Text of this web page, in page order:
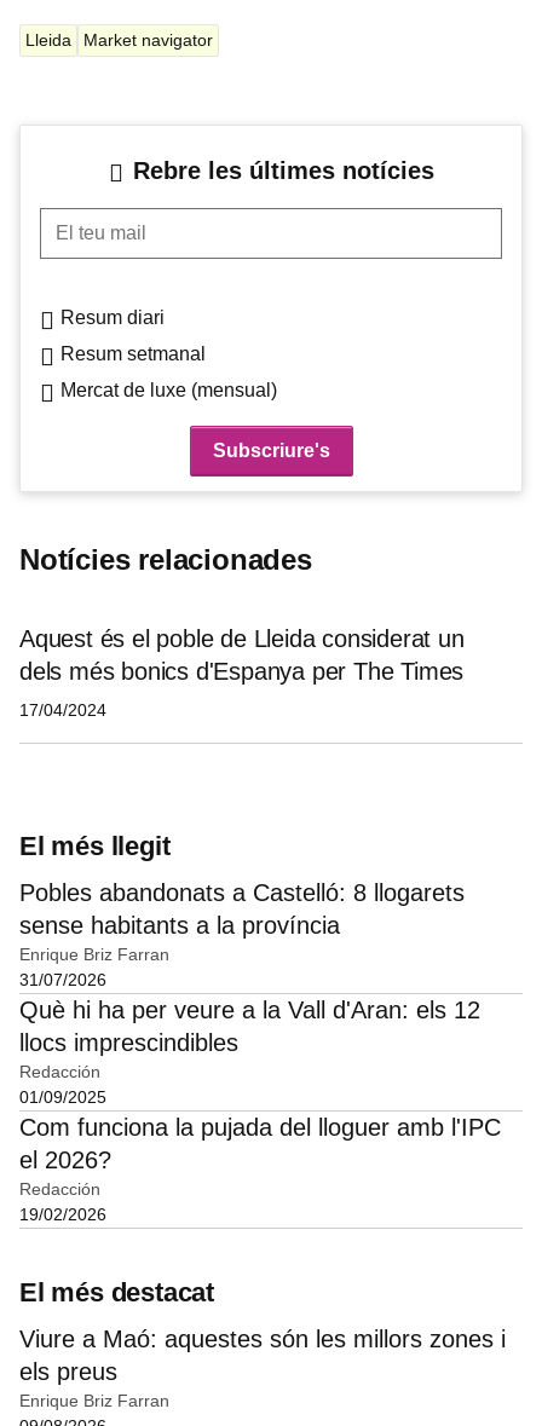
Lleida Market navigator
Rebre les últimes notícies
El teu mail
Resum diari
Resum setmanal
Mercat de luxe (mensual)
Notícies relacionades
Aquest és el poble de Lleida considerat un
dels més bonics d'Espanya per The Times
17/04/2024
El més llegit
Pobles abandonats a Castelló: 8 llogarets
sense habitants a la província
Enrique Briz Farran
31/07/2026
Què hi ha per veure a la Vall d'Aran: els 12
llocs imprescindibles
Redacción
01/09/2025
Com funciona la pujada del lloguer amb l'IPC
el 2026?
Redacción
19/02/2026
El més destacat
Viure a Maó: aquestes són les millors zones i
els preus
Enrique Briz Farran